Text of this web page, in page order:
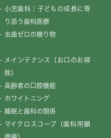
小児歯科｜子どもの成長に寄
り添う歯科医療
虫歯ゼロの贈り物
メインテナンス（お口のお掃
除）
高齢者の口腔機能
ホワイトニング
睡眠と歯科の関係
マイクロスコープ（歯科用顕